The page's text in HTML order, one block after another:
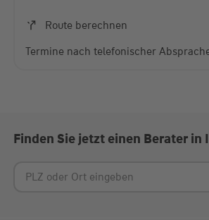
Platform
Route berechnen
Termine nach telefonischer
Finden Sie jetzt einen Berater in